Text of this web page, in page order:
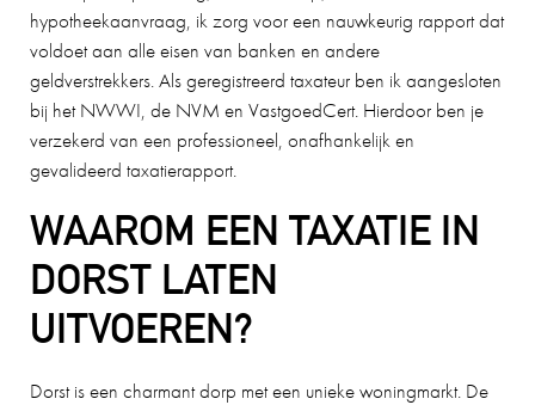
hypotheekaanvraag, ik zorg voor een nauwkeurig rapport dat
voldoet aan alle eisen van banken en andere
geldverstrekkers. Als geregistreerd taxateur ben ik aangesloten
bij het NWWI, de NVM en VastgoedCert. Hierdoor ben je
verzekerd van een professioneel, onafhankelijk en
gevalideerd taxatierapport.
WAAROM EEN TAXATIE IN
DORST LATEN
UITVOEREN?
Dorst is een charmant dorp met een unieke woningmarkt. De
adviezen, is zeer punctueel en betrouwbaar.
26-08-2025
10 PETER HENDRIKS
De contacten met Charles liepen zeer goed. Hij
voldeed boven verwachting en alles verliep
vlekkeloos. Wij waren zeer tevreden over de
gehele samenwerking en zouden Charles als
makelaar zeker aanbevelen!! (bron Funda)